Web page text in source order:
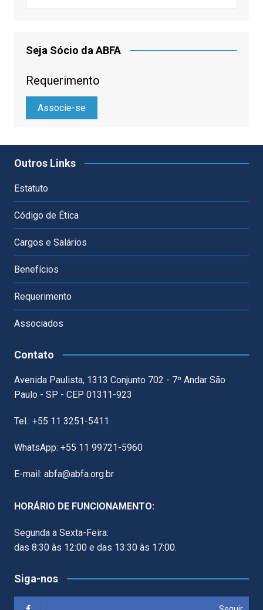
Seja Sócio da ABFA
Requerimento
Associe-se
Outros Links
Estatuto
Código de Ética
Cargos e Salários
Benefícios
Requerimento
Associados
Contato
Avenida Paulista, 1313 Conjunto 702 - 7º Andar São
Paulo - SP - CEP 01311-923
Tel.: +55 11 3251-5411
WhatsApp: +55 11 99721-5960
E-mail: abfa@abfa.org.br
HORÁRIO DE FUNCIONAMENTO:
Segunda a Sexta-Feira:
das 8:30 às 12:00 e das 13:30 às 17:00.
Siga-nos